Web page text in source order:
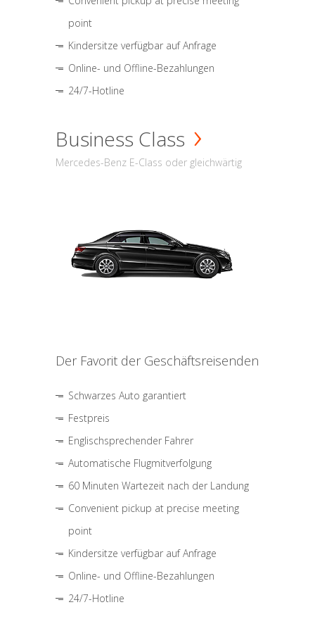
point
Kindersitze verfügbar auf Anfrage
Online- und Offline-Bezahlungen
24/7-Hotline
Business Class
Mercedes-Benz E-Class oder gleichwärtig
Der Favorit der Geschäftsreisenden
Schwarzes Auto garantiert
Festpreis
Englischsprechender Fahrer
Automatische Flugmitverfolgung
60 Minuten Wartezeit nach der Landung
Convenient pickup at precise meeting
point
Kindersitze verfügbar auf Anfrage
Online- und Offline-Bezahlungen
24/7-Hotline